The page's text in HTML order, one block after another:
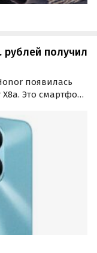
рублей получил
появилась
Это смартфон